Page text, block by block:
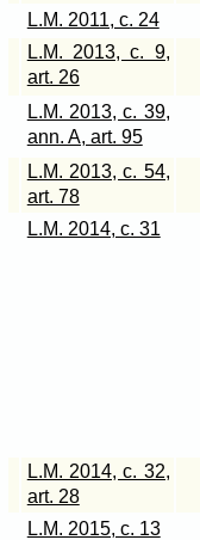
L.M. 2011, c. 24
L.M. 2013, c. 9,
art. 26
L.M. 2013, c. 39,
ann. A, art. 95
L.M. 2013, c. 54,
art. 78
L.M. 2014, c. 31
L.M. 2014, c. 32,
art. 28
L.M. 2015, c. 13